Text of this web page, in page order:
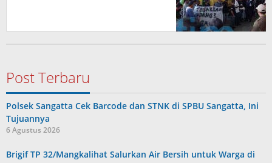
Post Terbaru
Polsek Sangatta Cek Barcode dan STNK di SPBU Sangatta, Ini
Tujuannya
6 Agustus 2026
Brigif TP 32/Mangkalihat Salurkan Air Bersih untuk Warga di